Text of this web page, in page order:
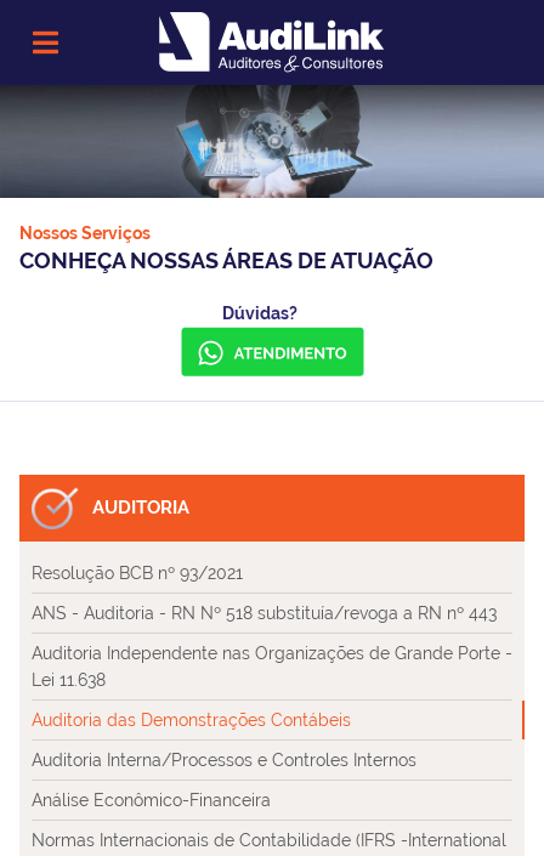
Nossos Serviços
CONHEÇA NOSSAS ÁREAS DE ATUAÇÃO
Dúvidas?
AUDITORIA
Resolução BCB nº 93/2021
ANS - Auditoria - RN Nº 518 substituía/revoga a RN nº 443
Auditoria Independente nas Organizações de Grande Porte -
Lei 11.638
Auditoria das Demonstrações Contábeis
Auditoria Interna/Processos e Controles Internos
Análise Econômico-Financeira
Normas Internacionais de Contabilidade (IFRS -International